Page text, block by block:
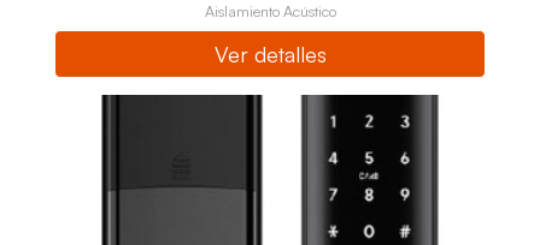
Aislamiento Acústico
Ver detalles